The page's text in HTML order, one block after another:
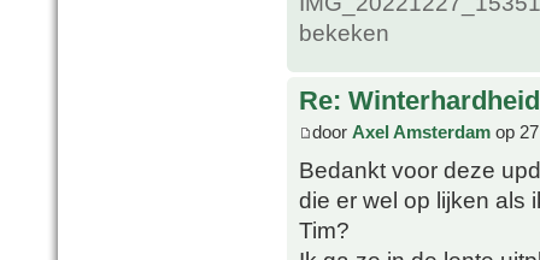
bekeken
Re:
door Axel Amsterdam op
Bedankt voor deze
die er wel op lijken als
Tim?